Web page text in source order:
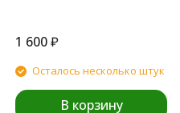
1 600₽
Осталось несколько штук
В корзину